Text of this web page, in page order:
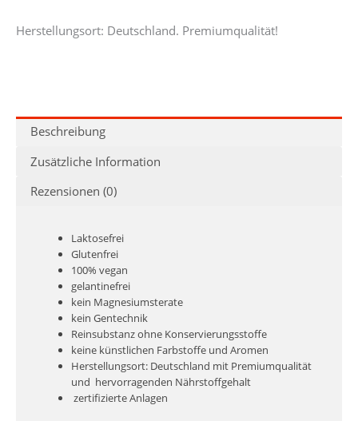
Herstellungsort: Deutschland. Premiumqualität!
Beschreibung
Zusätzliche Information
Rezensionen (0)
Laktosefrei
Glutenfrei
100% vegan
gelantinefrei
kein Magnesiumsterate
kein Gentechnik
Reinsubstanz ohne Konservierungsstoffe
keine künstlichen Farbstoffe und Aromen
Herstellungsort: Deutschland mit Premiumqualität
und hervorragenden Nährstoffgehalt
zertifizierte Anlagen